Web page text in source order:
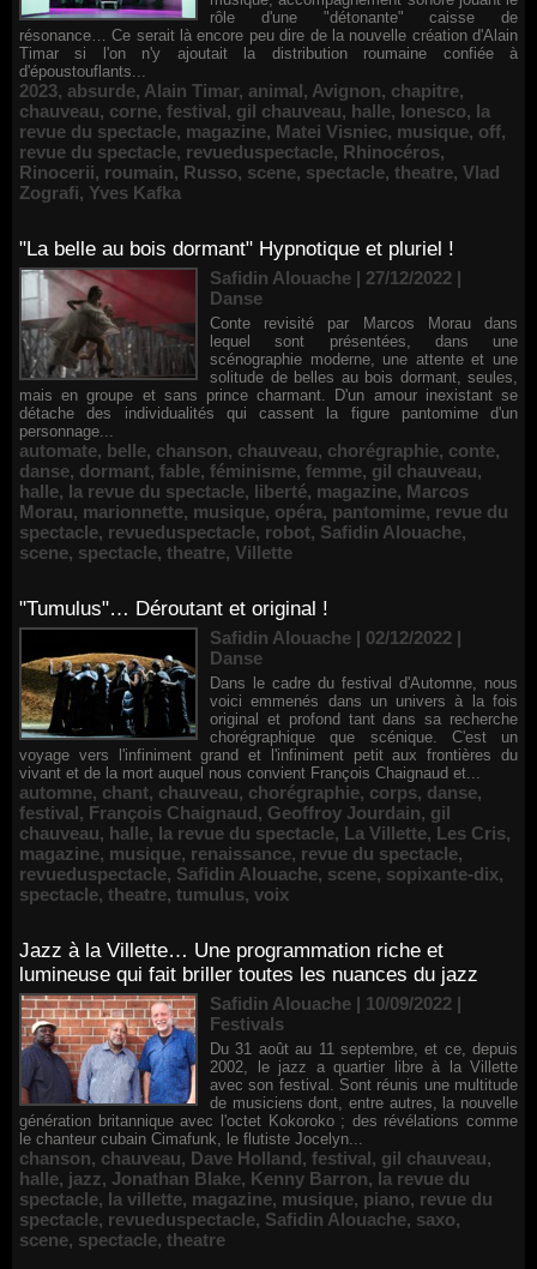
rôle d'une "détonante" caisse de
résonance… Ce serait là encore peu dire de la nouvelle création d'Alain
Timar si l'on n'y ajoutait la distribution roumaine confiée à
d'époustouflants...
2023, absurde, Alain Timar, animal, Avignon, chapitre,
chauveau, corne, festival, gil chauveau, halle, Ionesco, la
revue du spectacle, magazine, Matei Visniec, musique, off,
revue du spectacle, revueduspectacle, Rhinocéros,
Rinocerii, roumain, Russo, scene, spectacle, theatre, Vlad
Zografi, Yves Kafka
"La belle au bois dormant" Hypnotique et pluriel !
Safidin Alouache | 27/12/2022 |
Danse
Conte revisité par Marcos Morau dans
lequel sont présentées, dans une
scénographie moderne, une attente et une
solitude de belles au bois dormant, seules,
mais en groupe et sans prince charmant. D'un amour inexistant se
détache des individualités qui cassent la figure pantomime d'un
personnage...
automate, belle, chanson, chauveau, chorégraphie, conte,
danse, dormant, fable, féminisme, femme, gil chauveau,
halle, la revue du spectacle, liberté, magazine, Marcos
Morau, marionnette, musique, opéra, pantomime, revue du
spectacle, revueduspectacle, robot, Safidin Alouache,
scene, spectacle, theatre, Villette
"Tumulus"… Déroutant et original !
Safidin Alouache | 02/12/2022 |
Danse
Dans le cadre du festival d'Automne, nous
voici emmenés dans un univers à la fois
original et profond tant dans sa recherche
chorégraphique que scénique. C'est un
voyage vers l'infiniment grand et l'infiniment petit aux frontières du
vivant et de la mort auquel nous convient François Chaignaud et...
automne, chant, chauveau, chorégraphie, corps, danse,
festival, François Chaignaud, Geoffroy Jourdain, gil
chauveau, halle, la revue du spectacle, La Villette, Les Cris,
magazine, musique, renaissance, revue du spectacle,
revueduspectacle, Safidin Alouache, scene, sopixante-dix,
spectacle, theatre, tumulus, voix
Jazz à la Villette… Une programmation riche et
lumineuse qui fait briller toutes les nuances du jazz
Safidin Alouache | 10/09/2022 |
Festivals
Du 31 août au 11 septembre, et ce, depuis
2002, le jazz a quartier libre à la Villette
avec son festival. Sont réunis une multitude
de musiciens dont, entre autres, la nouvelle
génération britannique avec l'octet Kokoroko ; des révélations comme
le chanteur cubain Cimafunk, le flutiste Jocelyn...
chanson, chauveau, Dave Holland, festival, gil chauveau,
halle, jazz, Jonathan Blake, Kenny Barron, la revue du
spectacle, la villette, magazine, musique, piano, revue du
spectacle, revueduspectacle, Safidin Alouache, saxo,
scene, spectacle, theatre